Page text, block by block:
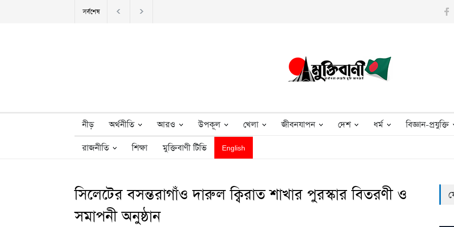
সর্বশেষ
নীড় অর্থনীতি আরও উপকূল খেলা জীবনযাপন দেশ ধর্ম বিজ্ঞান-প্রযুক্তি
রাজনীতি
শিক্ষা মুক্তিবাণী টিভি English
সিলেটের বসন্তরাগাঁও দারুল ক্বিরাত শাখার পুরস্কার বিতরণী ও
সমাপনী অনুষ্ঠান